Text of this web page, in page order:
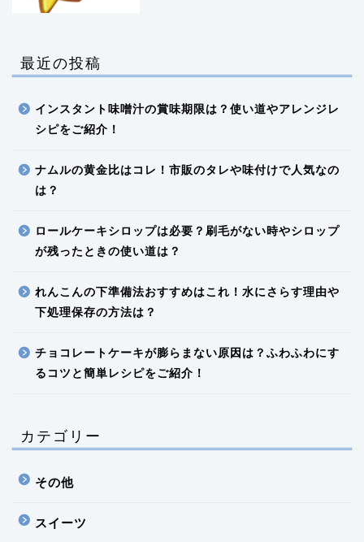
最近の投稿
インスタント味噌汁の賞味期限は？使い道やアレンジレ
シピをご紹介！
ナムルの黄金比はコレ！市販のタレや味付けで人気なの
は？
ロールケーキシロップは必要？刷毛がない時やシロップ
が残ったときの使い道は？
れんこんの下準備法おすすめはこれ！水にさらす理由や
下処理保存の方法は？
チョコレートケーキが膨らまない原因は？ふわふわにす
るコツと簡単レシピをご紹介！
カテゴリー
その他
スイーツ